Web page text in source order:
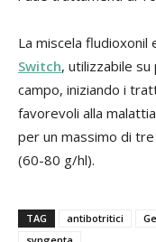
La miscela fludioxonil
Switch, utilizzabile
campo, iniziando i
favorevoli alla
per un massimo di
(60-80 g/hl).
TAG antibotritici